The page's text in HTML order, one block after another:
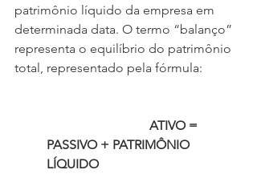
patrimônio líquido da empresa em
determinada data. O termo “balanço”
representa o equilíbrio do patrimônio
total, representado pela fórmula:
PASSIVO + PATRIMÔNIO
LÍQUIDO